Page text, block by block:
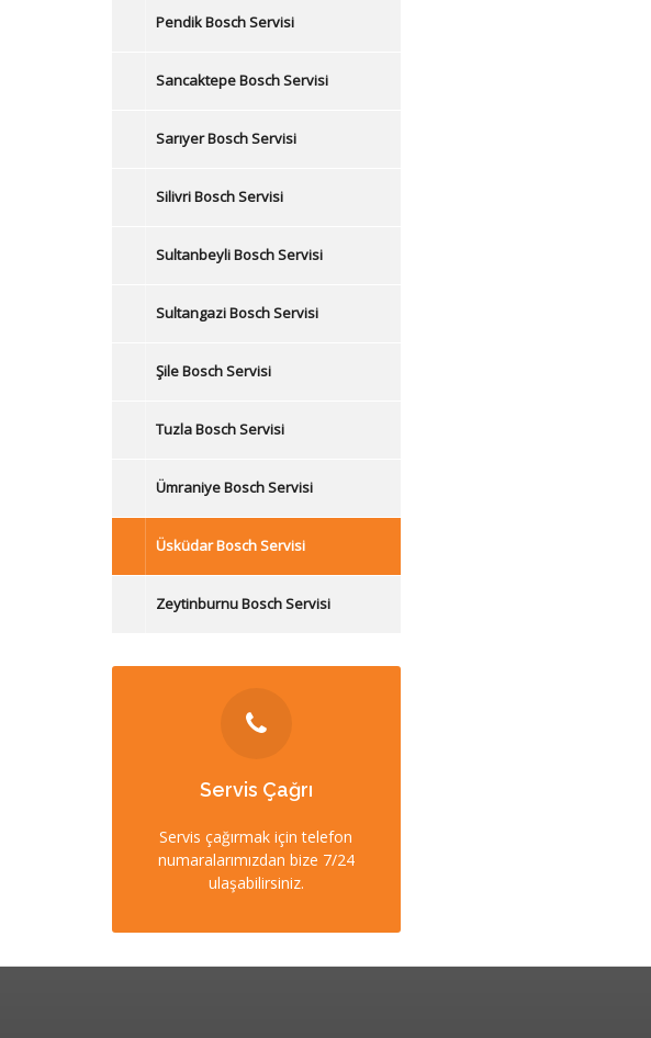
Pendik Bosch Servisi
Sancaktepe Bosch Servisi
Sarıyer Bosch Servisi
Silivri Bosch Servisi
Sultanbeyli Bosch Servisi
Sultangazi Bosch Servisi
Şile Bosch Servisi
Tuzla Bosch Servisi
Ümraniye Bosch Servisi
Üsküdar Bosch Servisi
Zeytinburnu Bosch Servisi
Servis Çağrı
Servis çağırmak için telefon
numaralarımızdan bize 7/24
ulaşabilirsiniz.
İLETİŞİM
0212 358 57 57
0532 403 22 00 (7/24)